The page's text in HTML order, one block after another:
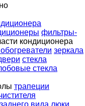
фильтры-
кондиционера
зеркала
стекла
стекла
трапеции
вида люки